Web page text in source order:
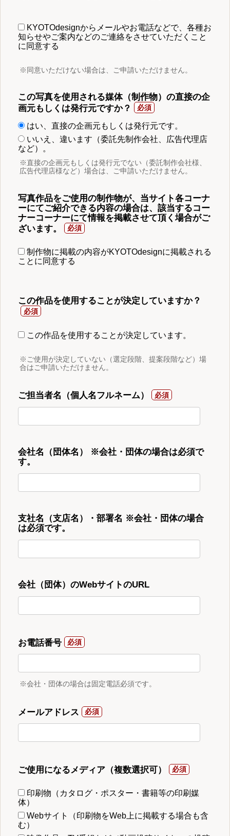
KYOTOdesignからメールやお電話などで、各種お
知らせやご案内などのご連絡をさせていただくこと
に同意する
※同意いただけない場合は、ご申請いただけません。
この写真を使用される媒体（制作物）の直接の企
画元もしくは発行元ですか？
はい、直接の企画元もしくは発行元です。
いいえ、違います（委託先制作会社、広告代理店
など）。
※直接の企画元もしくは発行元でない（委託制作会社様、
広告代理店様など）場合は、ご申請いただけません。
写真作品をご使用の制作物が、当サイト各コーナ
ーにてご紹介できる内容の場合は、該当するコー
ナーコーナーにて情報を掲載させて頂く場合がご
ざいます。
制作物に掲載の内容がKYOTOdesignに掲載される
ことに同意する
この作品を使用することが決定していますか？
この作品を使用することが決定しています。
※ご使用が決定していない（選定段階、提案段階など）場
合はご申請いただけません。
ご担当者名（個人名フルネーム）
会社名（団体名） ※会社・団体の場合は必須で
す。
支社名（支店名）・部署名 ※会社・団体の場合
は必須です。
会社（団体）のWebサイトのURL
お電話番号
※会社・団体の場合は固定電話必須です。
メールアドレス
ご使用になるメディア（複数選択可）
印刷物（カタログ・ポスター・書籍等の印刷媒
体）
Webサイト（印刷物をWeb上に掲載する場合も含
む）